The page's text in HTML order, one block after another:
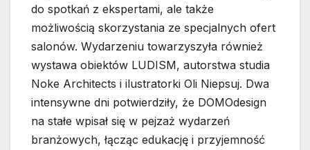
do spotkań z ekspertami, ale także
możliwością skorzystania ze specjalnych ofert
salonów. Wydarzeniu towarzyszyła również
wystawa obiektów LUDISM, autorstwa studia
Noke Architects i ilustratorki Oli Niepsuj. Dwa
intensywne dni potwierdziły, że DOMOdesign
na stałe wpisał się w pejzaż wydarzeń
branżowych, łącząc edukację i przyjemność